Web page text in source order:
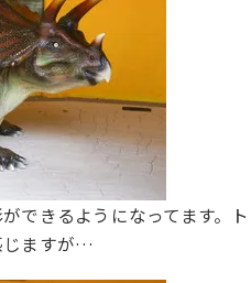
できるようになってます。
じますが…